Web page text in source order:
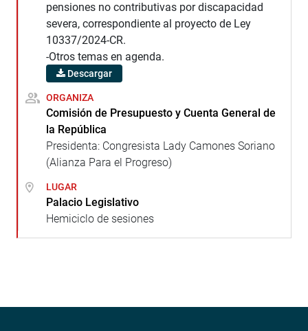
pensiones no contributivas por discapacidad
severa, correspondiente al proyecto de Ley
10337/2024-CR.
-Otros temas en agenda.
Descargar
ORGANIZA
Comisión de Presupuesto y Cuenta General de
la República
Presidenta: Congresista Lady Camones Soriano
(Alianza Para el Progreso)
LUGAR
Palacio Legislativo
Hemiciclo de sesiones